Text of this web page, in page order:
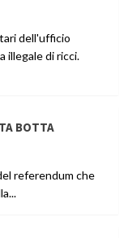
dell'ufficio
illegale di ricci.
BOTTA
referendum che